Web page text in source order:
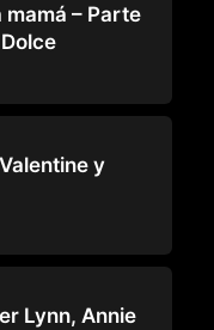
– Parte
y
Lynn, Annie